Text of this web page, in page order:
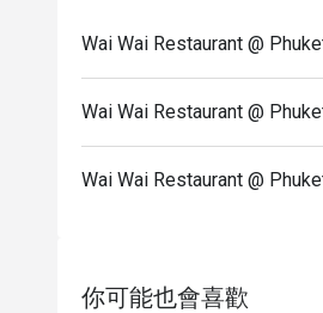
Wai Wai Restaurant @
Wai Wai Restaurant @
Wai Wai Restaurant @
你可能也會喜歡